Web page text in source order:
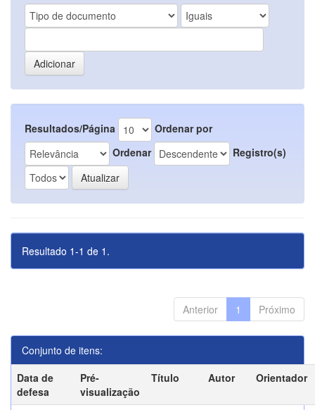
Resultados/Página
Ordenar por
Ordenar
Registro(s)
Resultado 1-1 de 1.
Anterior 1 Próximo
Conjunto de itens:
Data de
defesa
Pré-
visualização
Título Autor Orientador